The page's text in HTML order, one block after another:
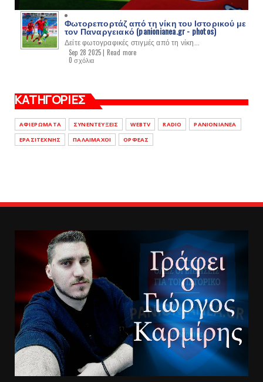
Φωτορεπορτάζ από τη νίκη του Ιστορικού με
τον Παναργειακό (panionianea.gr - photos)
Δείτε φωτογραφικές στιγμές από τη νίκη...
Sep 28 2025 | Read more
0 σχόλια
ΚΑΤΗΓΟΡΙΕΣ
ΑΦΙΕΡΩΜΑΤΑ ΣΥΝΕΝΤΕΥΞΕΙΣ WEBTV RADIO
PANIONIANEA
ΕΡΑΣΙΤΕΧΝΗΣ
ΠΑΛΑΙΜΑΧΟΙ ΟΡΦΕΑΣ